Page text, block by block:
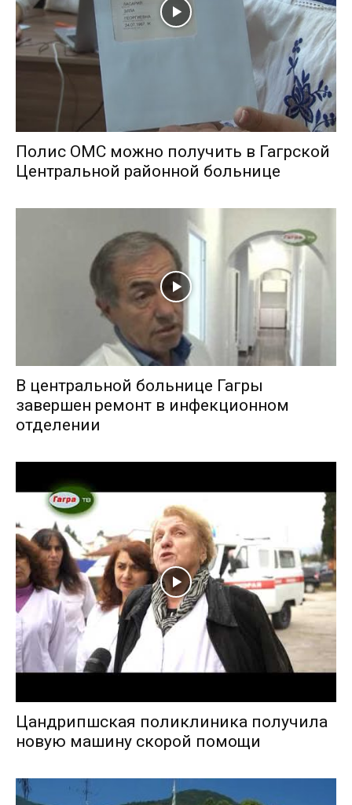
Полис ОМС можно получить в Гагрской
Центральной районной больнице
В центральной больнице Гагры
завершен ремонт в инфекционном
отделении
Цандрипшская поликлиника получила
новую машину скорой помощи